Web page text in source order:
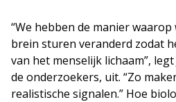
“We hebben de manier
brein sturen veranderd zodat
van het menselijk lichaam”,
de onderzoekers, uit. “Zo
realistische signalen.” Hoe